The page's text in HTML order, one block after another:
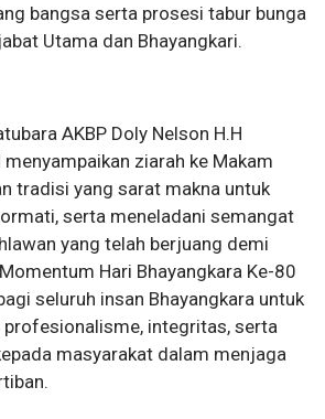
bangsa serta prosesi tabur bunga
Utama dan Bhayangkari.
AKBP Doly Nelson H.H
menyampaikan ziarah ke Makam
tradisi yang sarat makna untuk
serta meneladani semangat
yang telah berjuang demi
Hari Bhayangkara Ke-80
seluruh insan Bhayangkara untuk
integritas, serta
masyarakat dalam menjaga